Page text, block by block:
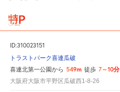
ID:310023151
トラストパーク喜連瓜破
喜連北第一公園から 549m 徒歩 7～10分
大阪府大阪市平野区瓜破西1-8-26